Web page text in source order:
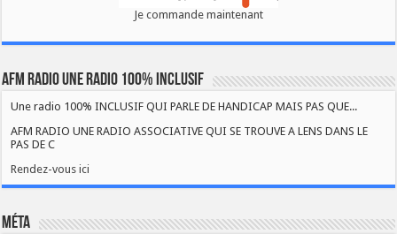
Je commande maintenant
AFM RADIO UNE RADIO 100% INCLUSIF
Une radio 100% INCLUSIF QUI PARLE DE HANDICAP MAIS PAS QUE...
AFM RADIO UNE RADIO ASSOCIATIVE QUI SE TROUVE A LENS DANS LE
PAS DE C
Rendez-vous ici
Méta